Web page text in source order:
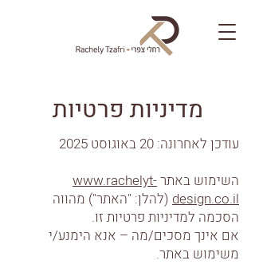
מדיניות פרטיות
עודכן לאחרונה: 20 באוגוסט 2025
השימוש באתרwww.rachelyt-
design.co.il (להלן: "האתר") מהווה
הסכמה למדיניות פרטיות זו.
אם אינך מסכים/מה – אנא הימנע/י
משימוש באתר.